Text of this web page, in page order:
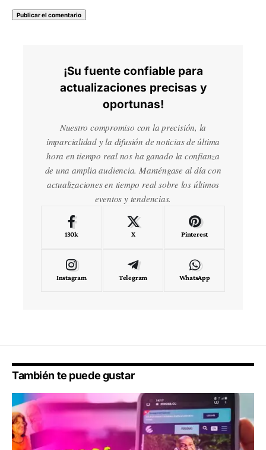
¡Su fuente confiable para
actualizaciones precisas y
oportunas!
Nuestro compromiso con la precisión, la
imparcialidad y la difusión de noticias de última
hora en tiempo real nos ha ganado la confianza
de una amplia audiencia. Manténgase al día con
actualizaciones en tiempo real sobre los últimos
eventos y tendencias.
130k X Pinterest
Instagram Telegram WhatsApp
También te puede gustar